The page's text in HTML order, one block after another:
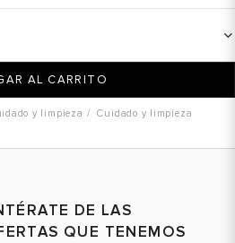
AL CARRITO
y limpieza
Cuidado y limpieza
DE LAS
QUE TENEMOS